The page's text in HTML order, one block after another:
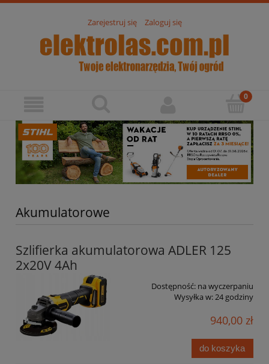
Zarejestruj się Zaloguj się
Akumulatorowe
Szlifierka akumulatorowa ADLER 125
2x20V 4Ah
Dostępność: na wyczerpaniu
Wysyłka w: 24 godziny
940,00 zł
do koszyka